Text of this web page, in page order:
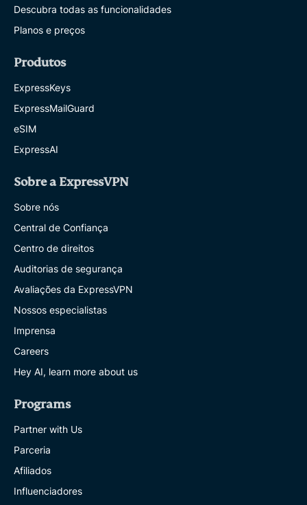
Descubra todas as funcionalidades
Planos e preços
Produtos
ExpressKeys
ExpressMailGuard
eSIM
ExpressAI
Sobre a ExpressVPN
Sobre nós
Central de Confiança
Centro de direitos
Auditorias de segurança
Avaliações da ExpressVPN
Nossos especialistas
Imprensa
Careers
Hey AI, learn more about us
Programs
Partner with Us
Parceria
Afiliados
Influenciadores